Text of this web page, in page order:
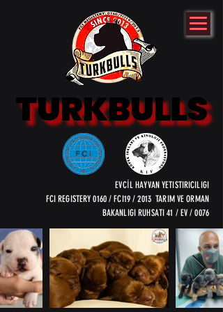
TURKBULLS
TURKBULLS
EVCİL HAYVAN YETISTIRICILIGI
FCI REGISTERY 0160 / FCI19 / 2013 TARIM VE ORMAN
BAKANLIGI RUHSATI 41 / EV / 0076